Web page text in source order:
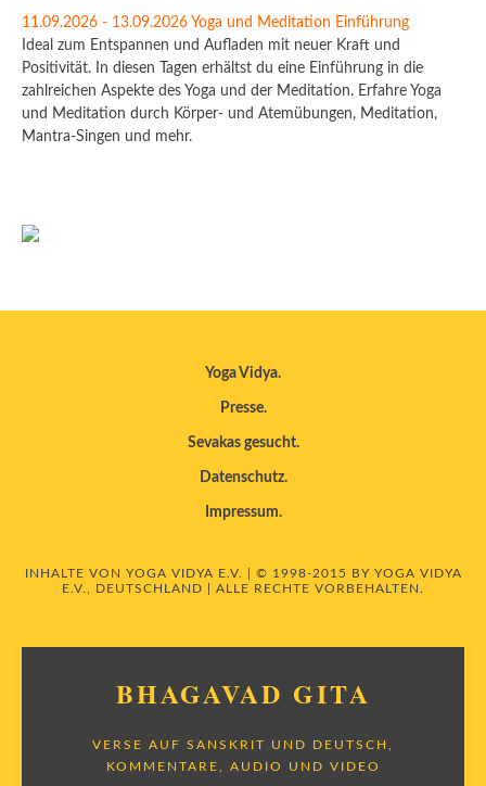
11.09.2026 - 13.09.2026 Yoga und Meditation Einführung
Ideal zum Entspannen und Aufladen mit neuer Kraft und
Positivität. In diesen Tagen erhältst du eine Einführung in die
zahlreichen Aspekte des Yoga und der Meditation. Erfahre Yoga
und Meditation durch Körper- und Atemübungen, Meditation,
Mantra-Singen und mehr.
Yoga Vidya
Presse
Sevakas gesucht
Datenschutz
Impressum
INHALTE VON YOGA VIDYA E.V. | © 1998-2015 BY YOGA VIDYA
E.V., DEUTSCHLAND | ALLE RECHTE VORBEHALTEN.
BHAGAVAD GITA
VERSE AUF SANSKRIT UND DEUTSCH,
KOMMENTARE, AUDIO UND VIDEO